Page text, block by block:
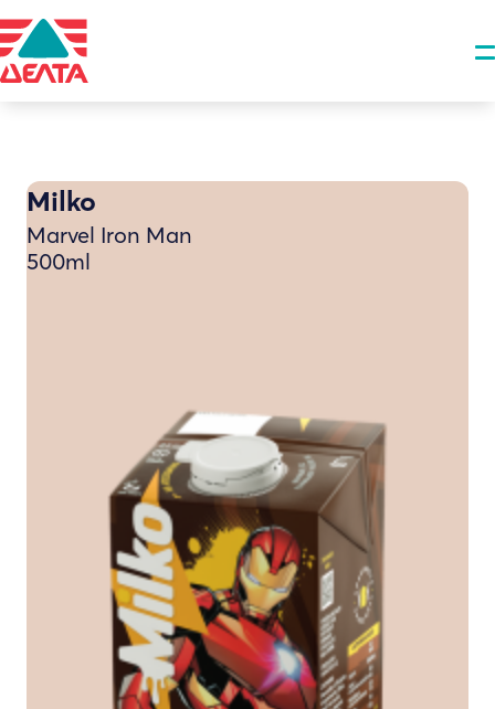
Milko
Marvel Iron Man
500ml